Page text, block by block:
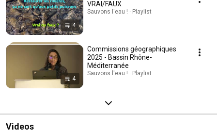
4
VRAI/FAUX
Sauvons l'eau ! · Playlist
4
Commissions géographiques
2025 - Bassin Rhône-
Méditerranée
Sauvons l'eau ! · Playlist
Videos